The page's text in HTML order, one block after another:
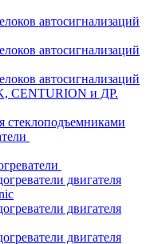
автосигнализаций
автосигнализаций
автосигнализаций
CENTURION и ДР.
стеклоподъемниками
двигателя
двигателя
двигателя